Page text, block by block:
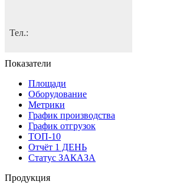
Тел.:
Показатели
Площади
Оборудование
Метрики
График производства
График отгрузок
ТОП-10
Отчёт 1 ДЕНЬ
Статус ЗАКАЗА
Продукция